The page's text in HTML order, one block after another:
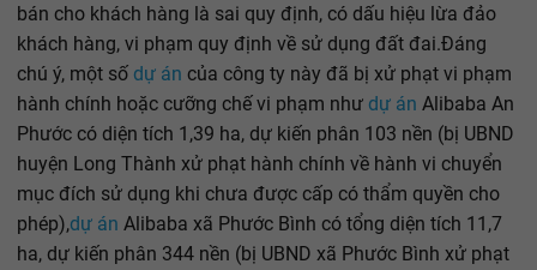
bán cho khách hàng là sai quy định, có dấu hiệu lừa đảo
khách hàng, vi phạm quy định về sử dụng đất đai.Đáng
chú ý, một số dự án của công ty này đã bị xử phạt vi phạm
hành chính hoặc cưỡng chế vi phạm như dự án Alibaba An
Phước có diện tích 1,39 ha, dự kiến phân 103 nền (bị UBND
huyện Long Thành xử phạt hành chính về hành vi chuyển
mục đích sử dụng khi chưa được cấp có thẩm quyền cho
phép),dự án Alibaba xã Phước Bình có tổng diện tích 11,7
ha, dự kiến phân 344 nền (bị UBND xã Phước Bình xử phạt